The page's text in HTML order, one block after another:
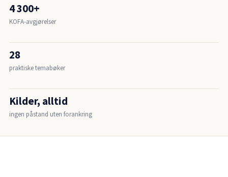
4 300+
KOFA-avgjørelser
28
praktiske temabøker
Kilder, alltid
ingen påstand uten forankring